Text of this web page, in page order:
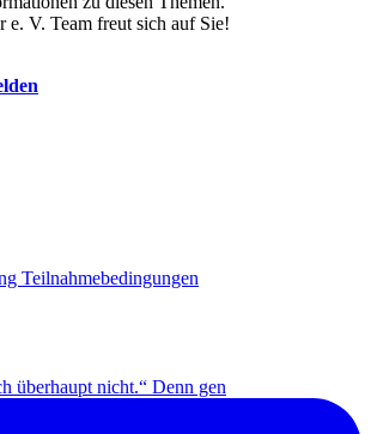
e. V. Team freut sich auf Sie!
Teilnahmebedingungen
überhaupt nicht.“ Denn gen